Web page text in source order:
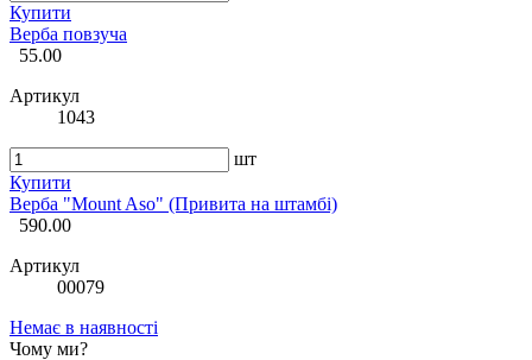
Купити
Верба повзуча
55.00
Артикул
1043
шт
Купити
Верба "Mount Aso" (Привита на штамбі)
590.00
Артикул
00079
Немає в наявності
Чому ми?